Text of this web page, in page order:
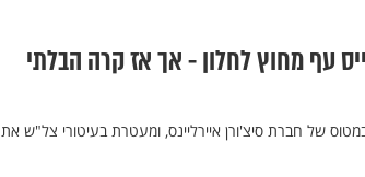
עף מחוץ לחלון - אך אז קרה הבלתי
של חברת סיצ'ורן איירליינס, ומעטרת בעיטורי צל"ש את